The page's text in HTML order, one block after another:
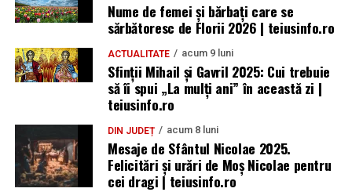
Nume de femei și bărbați care se
sărbătoresc de Florii 2026 | teiusinfo.ro
ACTUALITATE acum 9 luni
Sfinții Mihail și Gavril 2025: Cui trebuie
să îi spui „La mulţi ani” în această zi |
teiusinfo.ro
DIN JUDEȚ acum 8 luni
Mesaje de Sfântul Nicolae 2025.
Felicitări și urări de Moș Nicolae pentru
cei dragi | teiusinfo.ro